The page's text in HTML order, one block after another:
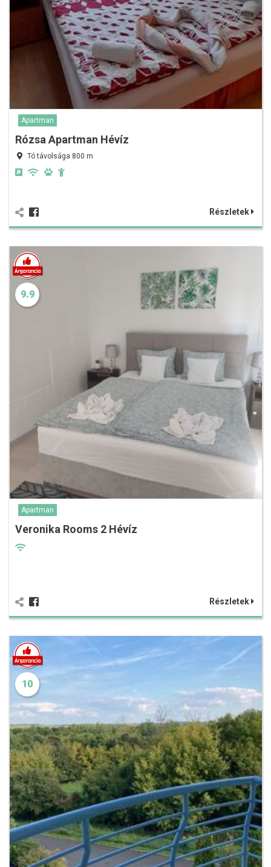
Apartman
Rózsa Apartman Hévíz
Tó távolsága 800 m
Részletek
9.9
Apartman
Veronika Rooms 2 Hévíz
Részletek
10